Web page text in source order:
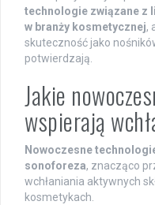
technologie związane z
w branży kosmetycznej,
skuteczność jako
potwierdzają.
Jakie
wspierają
Nowoczesne
sonoforeza, znacząco
wchłaniania aktywnych
kosmetykach.